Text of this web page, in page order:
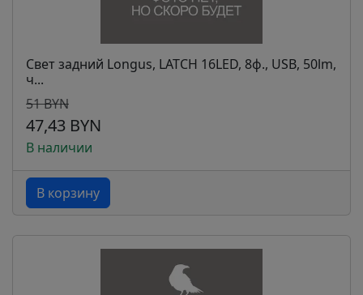
Свет задний Longus, LATCH 16LED, 8ф., USB, 50lm,
ч...
51 BYN
47,43 BYN
В наличии
В корзину